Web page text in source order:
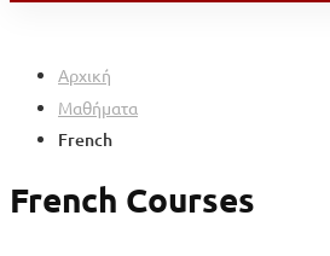
Αρχική
Μαθήματα
French
French Courses